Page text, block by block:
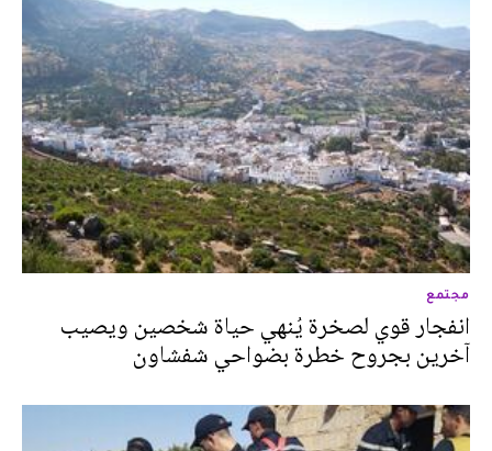
مجتمع
انفجار قوي لصخرة يُنهي حياة شخصين ويصيب
آخرين بجروح خطرة بضواحي شفشاون